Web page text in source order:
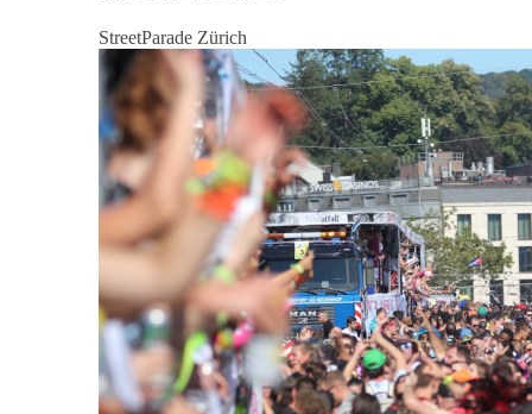
StreetParade Zürich